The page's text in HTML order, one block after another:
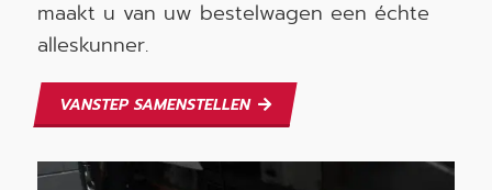
maakt u van uw bestelwagen een échte
alleskunner.
VANSTEP SAMENSTELLEN